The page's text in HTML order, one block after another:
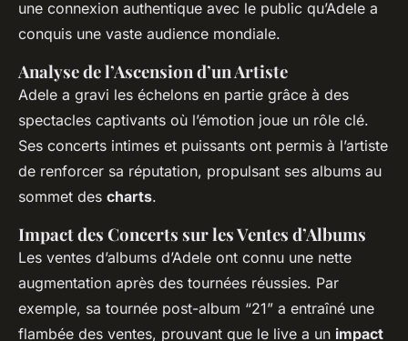
une connexion authentique avec le public qu’Adele a
conquis une vaste audience mondiale.
Analyse de l’Ascension d’un Artiste
Adele a gravi les échelons en partie grâce à des
spectacles captivants où l’émotion joue un rôle clé.
Ses concerts intimes et puissants ont permis à l’artiste
de renforcer sa réputation, propulsant ses albums au
sommet des charts.
Impact des Concerts sur les Ventes d’Albums
Les ventes d’albums d’Adele ont connu une nette
augmentation après des tournées réussies. Par
exemple, sa tournée post-album “21” a entraîné une
flambée des ventes, prouvant que le live a un impact